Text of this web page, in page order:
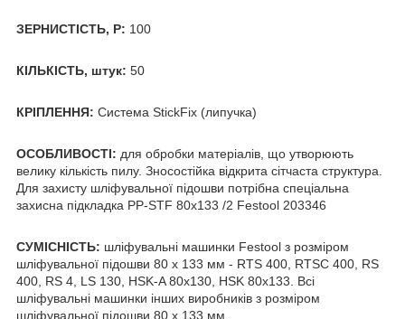
ЗЕРНИСТІСТЬ, Р: 100
КІЛЬКІСТЬ, штук: 50
КРІПЛЕННЯ: Система StickFix (липучка)
ОСОБЛИВОСТІ: для обробки матеріалів, що утворюють
велику кількість пилу. Зносостійка відкрита сітчаста структура.
Для захисту шліфувальної підошви потрібна спеціальна
захисна підкладка PP-STF 80x133 /2 Festool 203346
СУМІСНІСТЬ: шліфувальні машинки Festool з розміром
шліфувальної підошви 80 х 133 мм - RTS 400, RTSC 400, RS
400, RS 4, LS 130, HSK-A 80x130, HSK 80x133. Всі
шліфувальні машинки інших виробників з розміром
шліфувальної підошви 80 х 133 мм.